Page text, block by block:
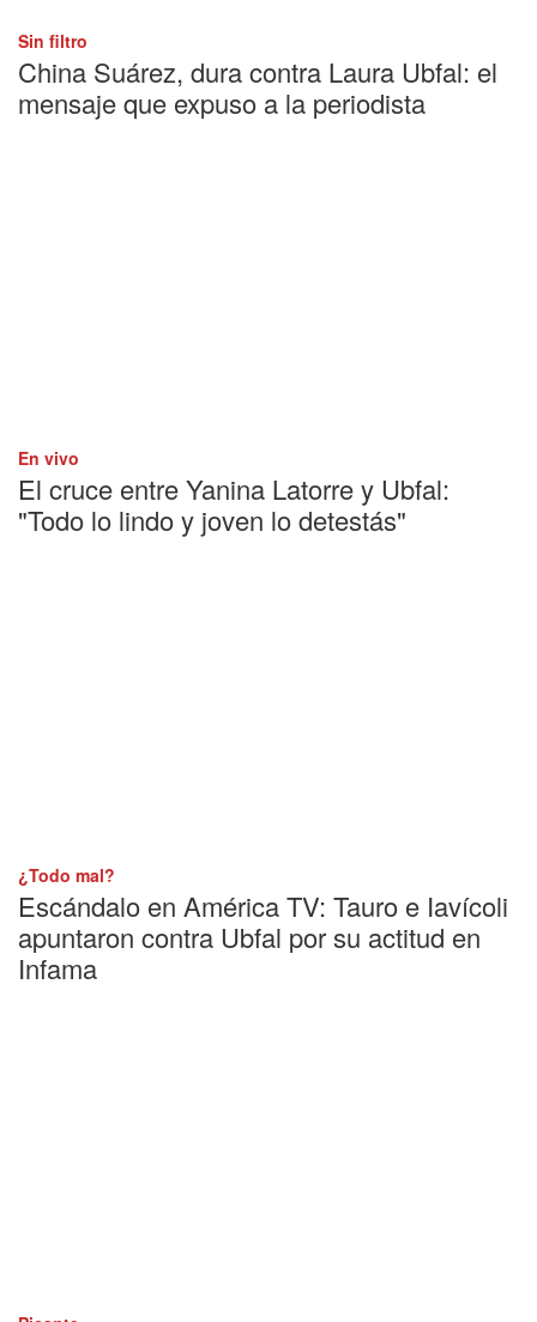
Sin filtro
China Suárez, dura contra Laura Ubfal: el
mensaje que expuso a la periodista
En vivo
El cruce entre Yanina Latorre y Ubfal:
"Todo lo lindo y joven lo detestás"
¿Todo mal?
Escándalo en América TV: Tauro e Iavícoli
apuntaron contra Ubfal por su actitud en
Infama